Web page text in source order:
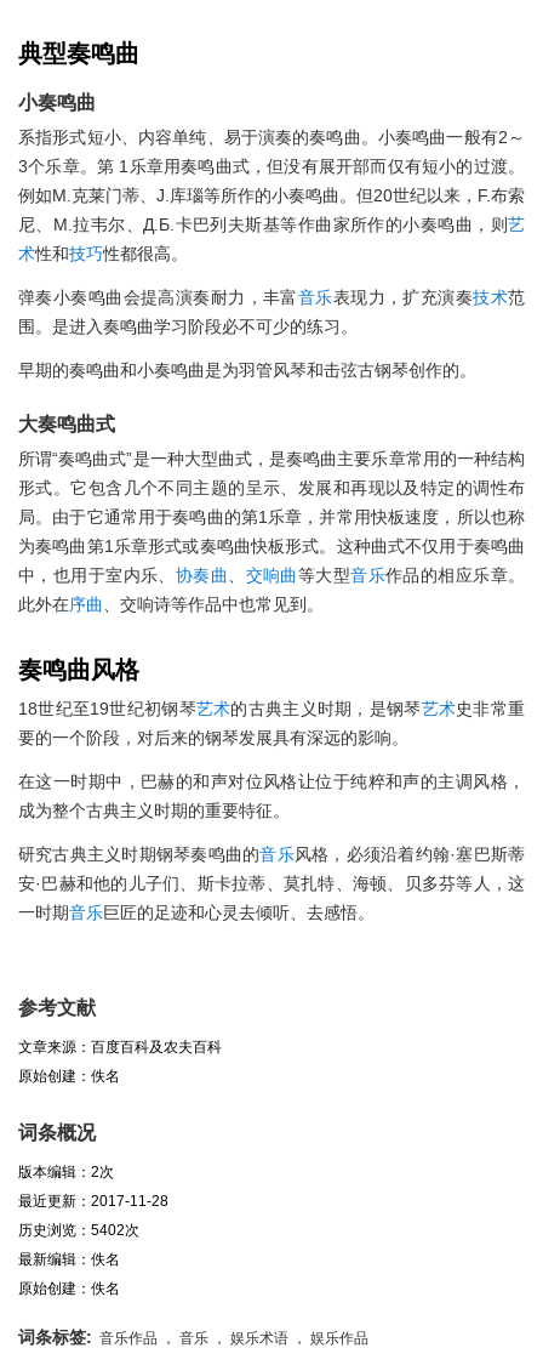
典型奏鸣曲
小奏鸣曲
系指形式短小、内容单纯、易于演奏的奏鸣曲。小奏鸣曲一般有2～
3个乐章。第 1乐章用奏鸣曲式，但没有展开部而仅有短小的过渡。
例如M.克莱门蒂、J.库瑙等所作的小奏鸣曲。但20世纪以来，F.布索
尼、M.拉韦尔、Д.Б.卡巴列夫斯基等作曲家所作的小奏鸣曲，则艺
术性和技巧性都很高。
弹奏小奏鸣曲会提高演奏耐力，丰富音乐表现力，扩充演奏技术范
围。是进入奏鸣曲学习阶段必不可少的练习。
早期的奏鸣曲和小奏鸣曲是为羽管风琴和击弦古钢琴创作的。
大奏鸣曲式
所谓“奏鸣曲式”是一种大型曲式，是奏鸣曲主要乐章常用的一种结构
形式。它包含几个不同主题的呈示、发展和再现以及特定的调性布
局。由于它通常用于奏鸣曲的第1乐章，并常用快板速度，所以也称
为奏鸣曲第1乐章形式或奏鸣曲快板形式。这种曲式不仅用于奏鸣曲
中，也用于室内乐、 协奏曲 交响曲等大型音乐作品的相应乐章。
此外在序曲 、交响诗等作品中也常见到。
奏鸣曲风格
18世纪至19世纪初钢琴艺术的古典主义时期，是钢琴艺术史非常重
要的一个阶段，对后来的钢琴发展具有深远的影响。
在这一时期中，巴赫的和声对位风格让位于纯粹和声的主调风格，
成为整个古典主义时期的重要特征。
研究古典主义时期钢琴奏鸣曲的音乐风格，必须沿着约翰·塞巴斯蒂
安·巴赫和他的儿子们、斯卡拉蒂、莫扎特、海顿、贝多芬等人，这
一时期音乐巨匠的足迹和心灵去倾听、去感悟。
参考文献
文章来源：百度百科及农夫百科
原始创建：佚名
词条概况
版本编辑：2次
最近更新：2017-11-28
历史浏览：5402次
最新编辑：佚名
原始创建：佚名
词条标签: 音乐作品 ， 音乐 ， 娱乐术语 ， 娱乐作品